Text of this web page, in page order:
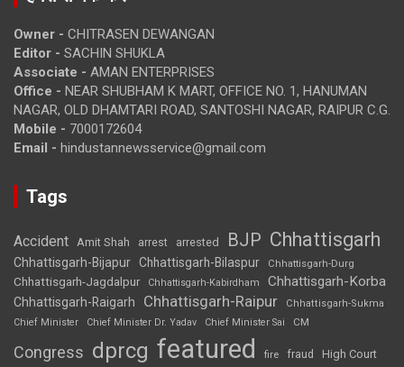
Owner - CHITRASEN DEWANGAN
Editor - SACHIN SHUKLA
Associate - AMAN ENTERPRISES
Office - NEAR SHUBHAM K MART, OFFICE NO. 1, HANUMAN
NAGAR, OLD DHAMTARI ROAD, SANTOSHI NAGAR, RAIPUR C.G.
Mobile - 7000172604
Email - hindustannewsservice@gmail.com
Tags
Accident Amit Shah arrest arrested BJP Chhattisgarh
Chhattisgarh-Bijapur Chhattisgarh-Bilaspur Chhattisgarh-Durg
Chhattisgarh-Jagdalpur Chhattisgarh-Kabirdham Chhattisgarh-Korba
Chhattisgarh-Raigarh Chhattisgarh-Raipur
Chhattisgarh-Sukma
Chief Minister
Chief Minister Dr. Yadav Chief Minister Sai CM
Congress dprcg featured fire fraud High Court